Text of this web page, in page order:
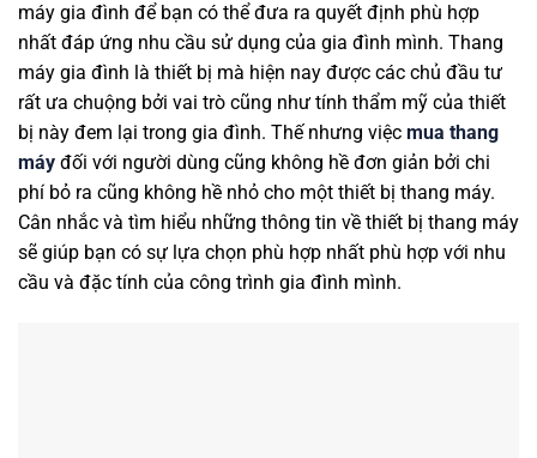
máy gia đình để bạn có thể đưa ra quyết định phù hợp
nhất đáp ứng nhu cầu sử dụng của gia đình mình. Thang
máy gia đình là thiết bị mà hiện nay được các chủ đầu tư
rất ưa chuộng bởi vai trò cũng như tính thẩm mỹ của thiết
bị này đem lại trong gia đình. Thế nhưng việc mua thang
máy đối với người dùng cũng không hề đơn giản bởi chi
phí bỏ ra cũng không hề nhỏ cho một thiết bị thang máy.
Cân nhắc và tìm hiểu những thông tin về thiết bị thang máy
sẽ giúp bạn có sự lựa chọn phù hợp nhất phù hợp với nhu
cầu và đặc tính của công trình gia đình mình.